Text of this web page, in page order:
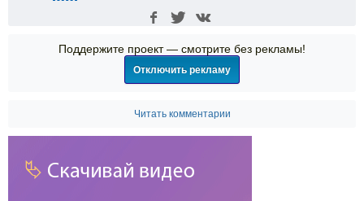
Поддержите проект — смотрите без рекламы!
Отключить рекламу
Читать комментарии